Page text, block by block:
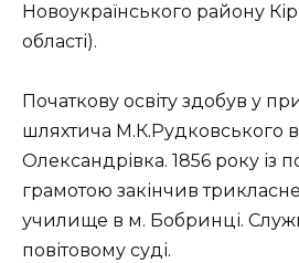
Новоукраїнського району
області).
Початкову освіту здобув у
шляхтича М.К.Рудковського в
Олександрівка. 1856 року із
грамотою закінчив
училище в м. Бобринці.
повітовому суді.